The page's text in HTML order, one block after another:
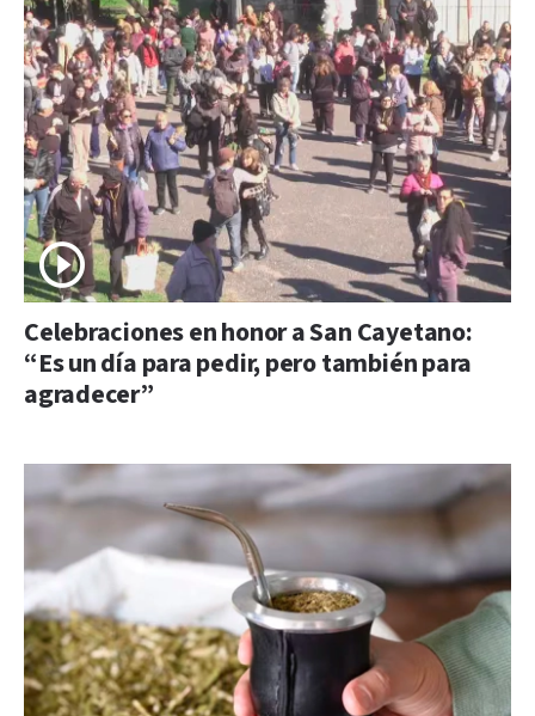
Celebraciones en honor a San Cayetano:
“Es un día para pedir, pero también para
agradecer”